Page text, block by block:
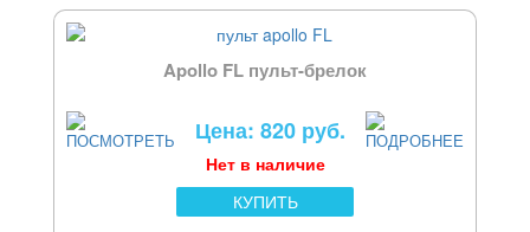
Apollo FL пульт-брелок
Цена: 820 руб.
Нет в наличие
КУПИТЬ